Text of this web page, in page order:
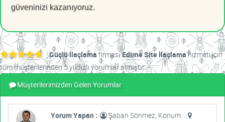
güveninizi kazanıyoruz.
Güçlü İlaçlama firmasıEdirne Site İlaçlamahizmeti için
tüm müşterilerinden 5 yıldızlı yorumlar almıştır.
Müşterilerimizden Gelen Yorumlar
Yorum Yapan :
Şaban Sönmez, Konum :